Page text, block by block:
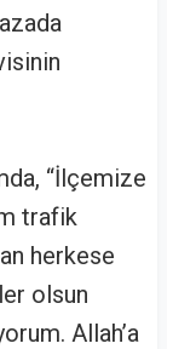
“İlçemize
trafik
herkese
olsun
Allah’a